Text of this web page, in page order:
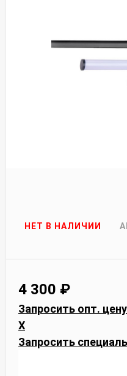
НЕТ В НАЛИЧИИ
4 300 ₽
Запросить опт. цену
X
Запросить